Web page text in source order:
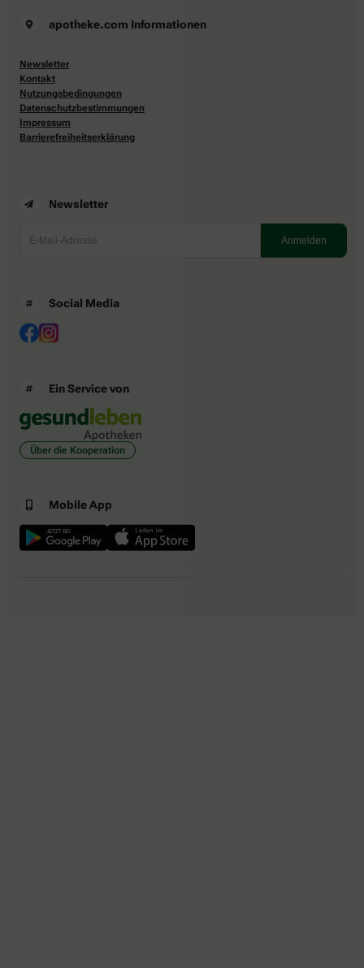
apotheke.com Informationen
Newsletter
Kontakt
Nutzungsbedingungen
Datenschutzbestimmungen
Impressum
Barrierefreiheitserklärung
Newsletter
Social Media
Ein Service von
Über die Kooperation
Mobile App